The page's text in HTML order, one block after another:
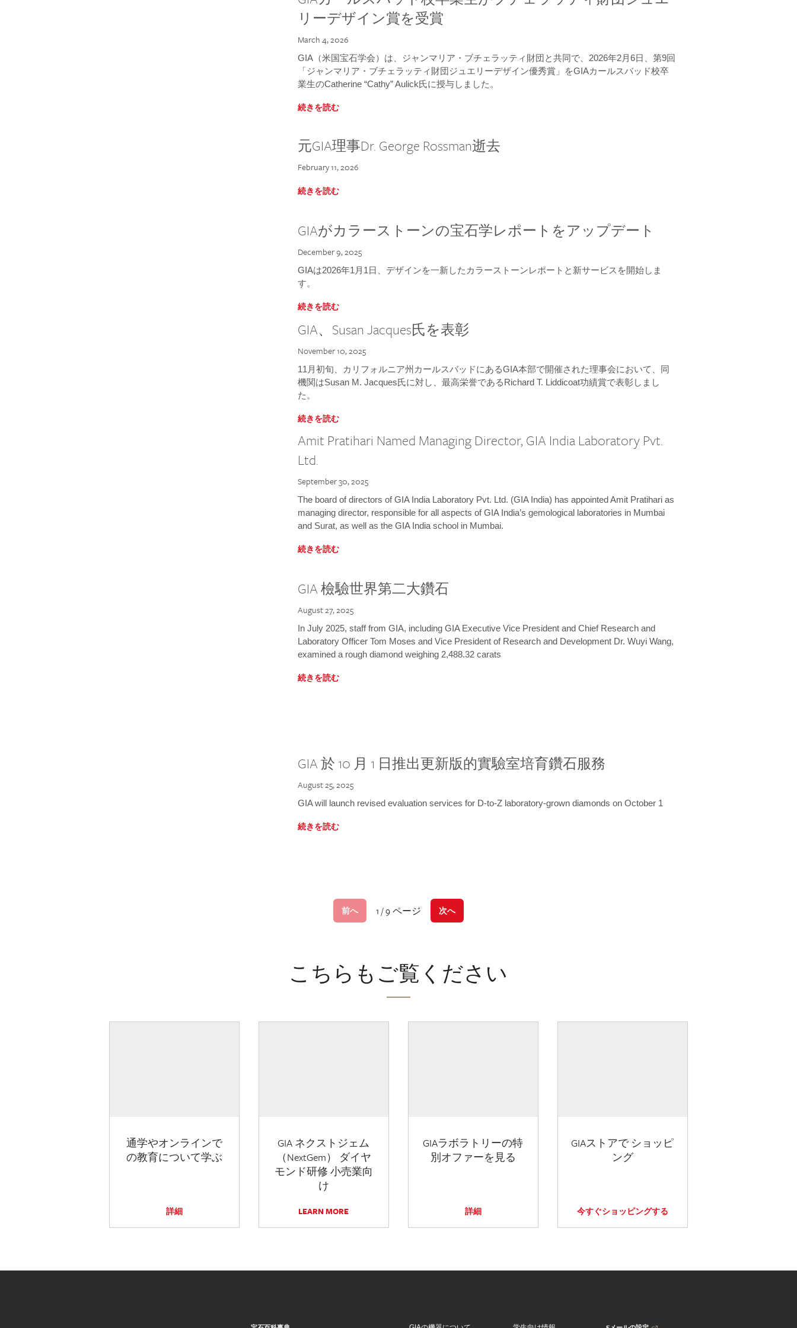
リーデザイン賞を受賞
March 4, 2026
GIA（米国宝石学会）は、ジャンマリア・ブチェラッティ財団と共同で、2026年2月6日、第9回
「ジャンマリア・ブチェラッティ財団ジュエリーデザイン優秀賞」をGIAカールスバッド校卒
業生のCatherine “Cathy” Aulick氏に授与しました。
続きを読む
元GIA理事Dr. George Rossman逝去
February 11, 2026
続きを読む
GIAがカラーストーンの宝石学レポートをアップデート
December 9, 2025
GIAは2026年1月1日、デザインを一新したカラーストーンレポートと新サービスを開始しま
す。
続きを読む
GIA、Susan Jacques氏を表彰
November 10, 2025
11月初旬、カリフォルニア州カールスバッドにあるGIA本部で開催された理事会において、同
機関はSusan M. Jacques氏に対し、最高栄誉であるRichard T. Liddicoat功績賞で表彰しまし
た。
続きを読む
Amit Pratihari Named Managing Director, GIA India Laboratory Pvt.
Ltd.
September 30, 2025
The board of directors of GIA India Laboratory Pvt. Ltd. (GIA India) has appointed Amit Pratihari as
managing director, responsible for all aspects of GIA India’s gemological laboratories in Mumbai
and Surat, as well as the GIA India school in Mumbai.
続きを読む
GIA 檢驗世界第二大鑽石
August 27, 2025
In July 2025, staff from GIA, including GIA Executive Vice President and Chief Research and
Laboratory Officer Tom Moses and Vice President of Research and Development Dr. Wuyi Wang,
examined a rough diamond weighing 2,488.32 carats
続きを読む
GIA 於 10 月 1 日推出更新版的實驗室培育鑽石服務
August 25, 2025
GIA will launch revised evaluation services for D-to-Z laboratory-grown diamonds on October 1
続きを読む
前へ 1 / 9 ページ 次へ
こちらもご覧ください
通学やオンラインで
の教育について学ぶ
詳細
GIA ネクストジェム
（NextGem） ダイヤ
モンド研修 小売業向
け
LEARN MORE
GIAラボラトリーの特
別オファーを見る
詳細
GIAストアで ショッピ
ング
今すぐショッピングする